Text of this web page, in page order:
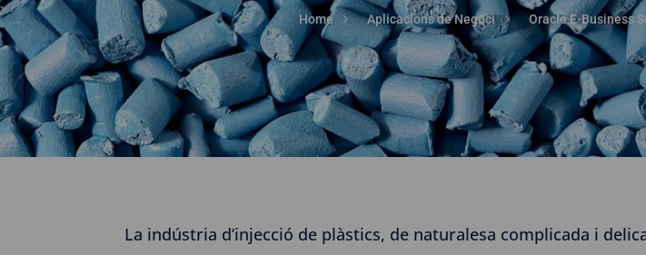
Home Aplicacions de Negoci Oracle E-Business
La indústria d’injecció de plàstics, de naturalesa complicada i